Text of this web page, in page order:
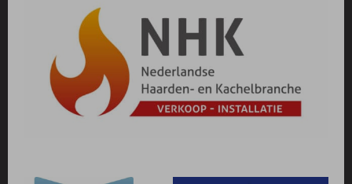
Zeer schone verbranding
CO uitstoot (<800mg/Nm3)
Lage uitstoot fijnstof (<40mg/Nm3)
Zeer gebruiksvriendelijk door 1-
knopsbediening
Uitvoeringen